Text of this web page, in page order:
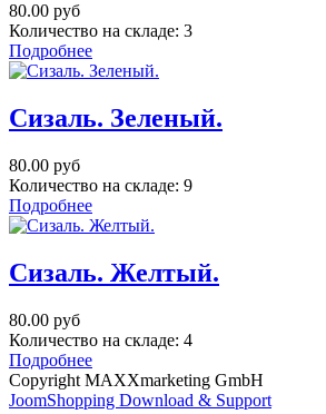
80.00 руб
Количество на складе: 3
Подробнее
Сизаль. Зеленый.
80.00 руб
Количество на складе: 9
Подробнее
Сизаль. Желтый.
80.00 руб
Количество на складе: 4
Подробнее
Copyright MAXXmarketing GmbH
JoomShopping Download & Support